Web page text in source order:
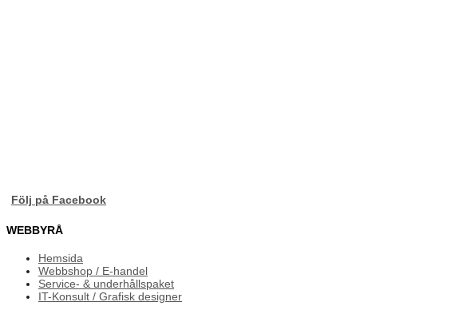
Följ på Facebook
WEBBYRÅ
Hemsida
Webbshop / E-handel
Service- & underhållspaket
IT-Konsult / Grafisk designer